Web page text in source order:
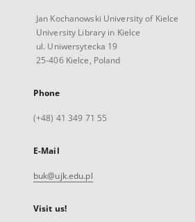
Jan Kochanowski University of Kielce
University Library in Kielce
ul. Uniwersytecka 19
25-406 Kielce, Poland
Phone
(+48) 41 349 71 55
E-Mail
buk@ujk.edu.pl
Visit us!